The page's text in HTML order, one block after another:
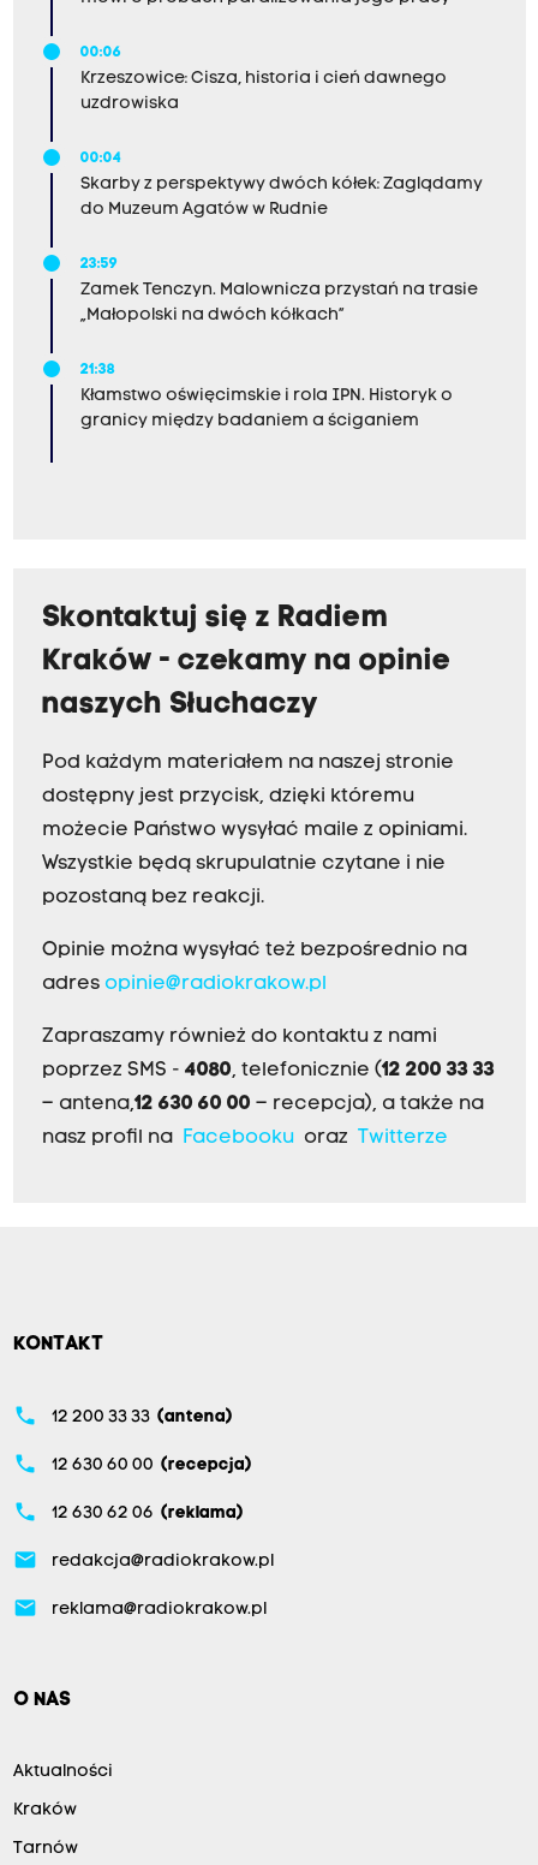
00:06
Krzeszowice: Cisza, historia i cień dawnego
uzdrowiska
00:04
Skarby z perspektywy dwóch kółek: Zaglądamy
do Muzeum Agatów w Rudnie
23:59
Zamek Tenczyn. Malownicza przystań na trasie
„Małopolski na dwóch kółkach”
21:38
Kłamstwo oświęcimskie i rola IPN. Historyk o
granicy między badaniem a ściganiem
Skontaktuj się z Radiem
Kraków - czekamy na opinie
naszych Słuchaczy
Pod każdym materiałem na naszej stronie
dostępny jest przycisk, dzięki któremu
możecie Państwo wysyłać maile z opiniami.
Wszystkie będą skrupulatnie czytane i nie
pozostaną bez reakcji.
Opinie można wysyłać też bezpośrednio na
adres opinie@radiokrakow.pl
Zapraszamy również do kontaktu z nami
poprzez SMS - 4080, telefonicznie (12 200 33 33
– antena,12 630 60 00 – recepcja), a także na
nasz profil na Facebookuoraz Twitterze
KONTAKT
phone 12 200 33 33 (antena)
phone 12 630 60 00 (recepcja)
phone 12 630 62 06 (reklama)
email redakcja@radiokrakow.pl
email reklama@radiokrakow.pl
O NAS
Aktualności
Kraków
Tarnów